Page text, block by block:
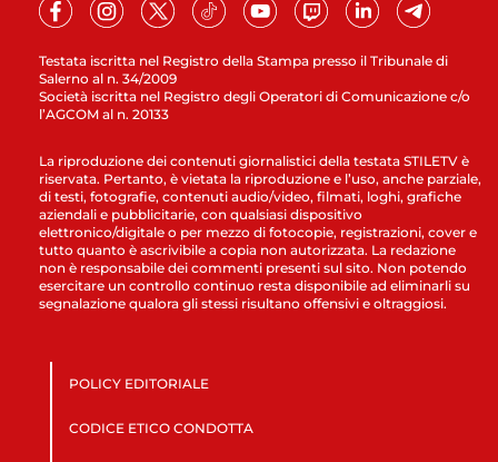
Testata iscritta nel Registro della Stampa presso il Tribunale di
Salerno al n. 34/2009
Società iscritta nel Registro degli Operatori di Comunicazione c/o
l’AGCOM al n. 20133
La riproduzione dei contenuti giornalistici della testata STILETV è
riservata. Pertanto, è vietata la riproduzione e l’uso, anche parziale,
di testi, fotografie, contenuti audio/video, filmati, loghi, grafiche
aziendali e pubblicitarie, con qualsiasi dispositivo
elettronico/digitale o per mezzo di fotocopie, registrazioni, cover e
tutto quanto è ascrivibile a copia non autorizzata. La redazione
non è responsabile dei commenti presenti sul sito. Non potendo
esercitare un controllo continuo resta disponibile ad eliminarli su
segnalazione qualora gli stessi risultano offensivi e oltraggiosi.
POLICY EDITORIALE
CODICE ETICO CONDOTTA